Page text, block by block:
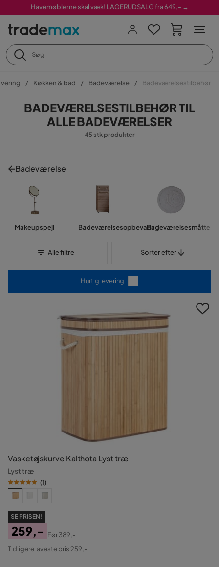
Havemøblerne skal væk! LAGERUDSALG fra 649,- →
Køkken & bad Badeværelse Badeværelsestilbehør
BADEVÆRELSESTILBEHØR TIL
ALLE BADEVÆRELSER
45 stk produkter
Badeværelse
Makeupspejl BadeværelsesopbevaringBadeværelsesmåtte
Alle filtre Sorter efter
Hurtig levering
Vasketøjskurve Kalthota Lyst træ
Lyst træ
(1)
SE PRISEN!
Pris
259,-
Original
Før389,-
Tidligere laveste pris 259,-